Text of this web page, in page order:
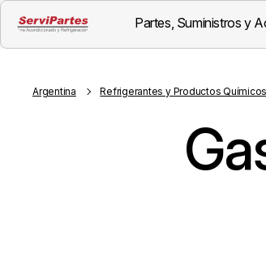
Partes, Suministros y
Argentina Refrigerantes y Productos Químicos
Visión General Descripción